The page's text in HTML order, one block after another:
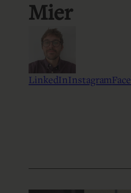
Mier
LinkedInInstagram